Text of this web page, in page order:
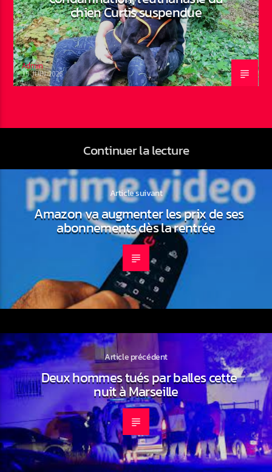
chien Curtis suspendue
Admin
19 JUIN 2026
Continuer la lecture
Article suivant
Amazon va augmenter les prix de ses
abonnements dès la rentrée
Article précédent
Deux hommes tués par balles cette
nuit à Marseille